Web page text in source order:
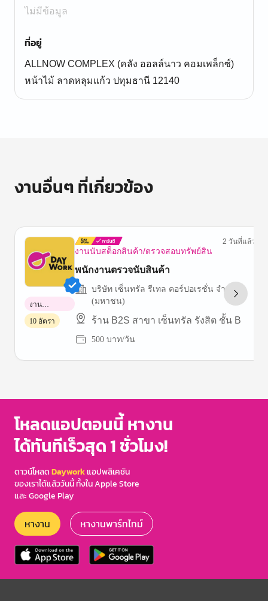
ไม่มีข้อมูล
ที่อยู่
ALLNOW COMPLEX (คลัง ออลล์นาว คอมเพล็กซ์)
หน้าไม้ ลาดหลุมแก้ว ปทุมธานี 12140
งานอื่นๆ ที่เกี่ยวข้อง
งานนับสต็อกสินค้า/ตรวจสอบทรัพย์สิน
2 วันที่แล้ว
พนักงานตรวจนับสินค้า
บริษัท เซ็นทรัล รีเทล คอร์ปอเรชั่น จำกัด
(มหาชน)
ร้าน B2S สาขา เซ็นทรัล รังสิต ชั้น B
500 บาท/วัน
งาน
พาร์ทไทม์
10 อัตรา
of
โหลดแอปตอนนี้ หางาน
ได้ทันทีเร็วสุด 1 ชั่วโมง!
ดาวน์โหลดDayworkแอปพลิเคชัน
ของเราได้แล้ววันนี้ ทั้งใน Apple Store
และ Google Play
หางาน หางานพาร์ทไทม์